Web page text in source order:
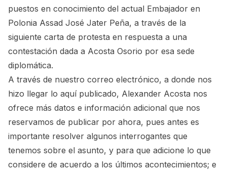
puestos en conocimiento del actual Embajador en
Polonia Assad José Jater Peña, a través de la
siguiente carta de protesta en respuesta a una
contestación dada a Acosta Osorio por esa sede
diplomática.
A través de nuestro correo electrónico, a donde nos
hizo llegar lo aquí publicado, Alexander Acosta nos
ofrece más datos e información adicional que nos
reservamos de publicar por ahora, pues antes es
importante resolver algunos interrogantes que
tenemos sobre el asunto, y para que adicione lo que
considere de acuerdo a los últimos acontecimientos; e